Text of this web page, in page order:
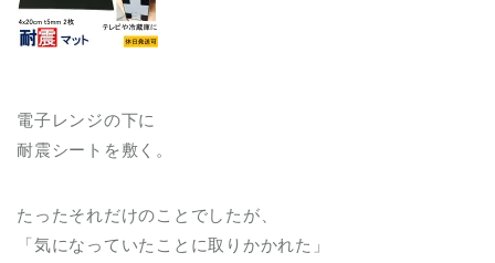
電子レンジの下に
耐震シートを敷く。
たったそれだけのことでしたが、
「気になっていたことに取りかかれた」